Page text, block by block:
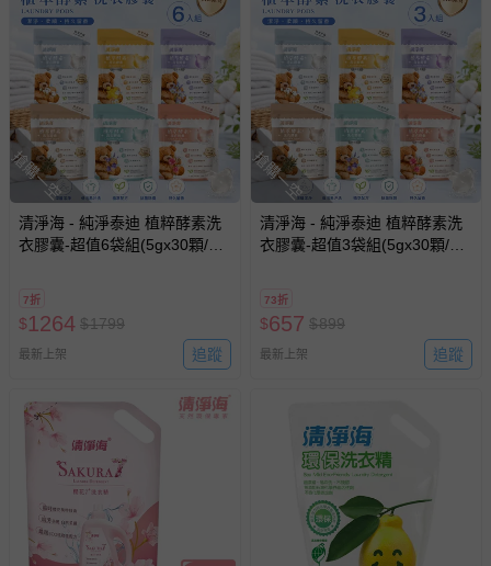
與服務，謝謝。
針對滿件折/滿額贈…等活動，如因部份退貨，而該訂單保
留商品未達活動門檻，將以原價計算，活動贈品亦需一併退
回。
部分商品依據消費者保護法的規定，不適用七天鑑賞期/猶
豫期範圍：
易於腐敗、保存期限較短或解約時即將逾期（例如生鮮
商品、食品等）。
報紙、期刊或雜誌（惟書籍如經拆封、使用，則酌收整
新費用）。
經消費者拆封之影音商品或電腦軟體（例如 DVD、CD
非以有形媒介提供之數位內容或一經提供即為完成之線
上服務，經消費者事先同意始提供（例如線上課程、遊
戲或活動點數等）。
已拆封之以下類型商品：
-個人衛生用品（例如尿布、貼身衣物、泳裝、襪子、地
墊、寢具類等）。
搶購一空
清淨海 - 純淨泰迪 植粹酵素洗
衣膠囊-超值6袋組(5gx30顆/
7折
$1264 $1799
最新上架 追蹤
搶購一空
清淨海 - 純淨泰迪 植粹酵素洗
衣膠囊-超值3袋組(5gx30顆/
73折
$657 $899
最新上架 追蹤